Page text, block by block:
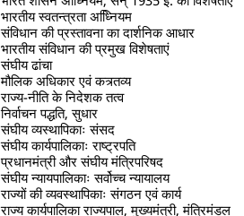
भारतीय स्वतन्त्रता अध्निियम
संविधान की प्रस्तावना का दार्शनिक आधार
भारतीय संविधान की प्रमुख विशेषताएं
संघीय ढांचा
मौलिक अधिकार एवं कत्र्तव्य
राज्य-नीति के निदेशक तत्व
निर्वाचन पद्धति, सुधार
संघीय व्यस्थापिकाः संसद
संघीय कार्यपालिकाः राष्ट्रपति
प्रधानमंत्री और संघीय मंत्रिपरिषद
संघीय न्यायपालिकाः सर्वोच्च न्यायालय
राज्यों की व्यवस्थापिकाः संगठन एवं कार्य
राज्य कार्यपालिका राज्यपाल, मुख्यमंत्री, मंत्रिमंडल